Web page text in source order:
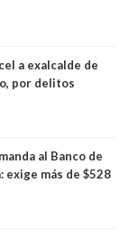
a exalcalde de
por delitos
al Banco de
más de $528